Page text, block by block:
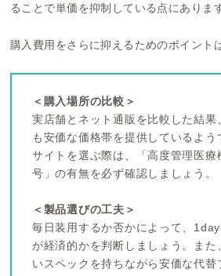
ることで単価を抑制している点にありま
購入費用をさらに抑えるためのポイント
＜購入場所の比較＞
実店舗とネット通販を比較した結果
も安価な価格帯を提供しているよう
サイトを選ぶ際は、「高度管理医療
号」の有無を必ず確認しましょう。
＜製品選びの工夫＞
毎日装用するか否かによって、
が経済的かを判断しましょう。ま
いスペックを持ちながら安価な代替